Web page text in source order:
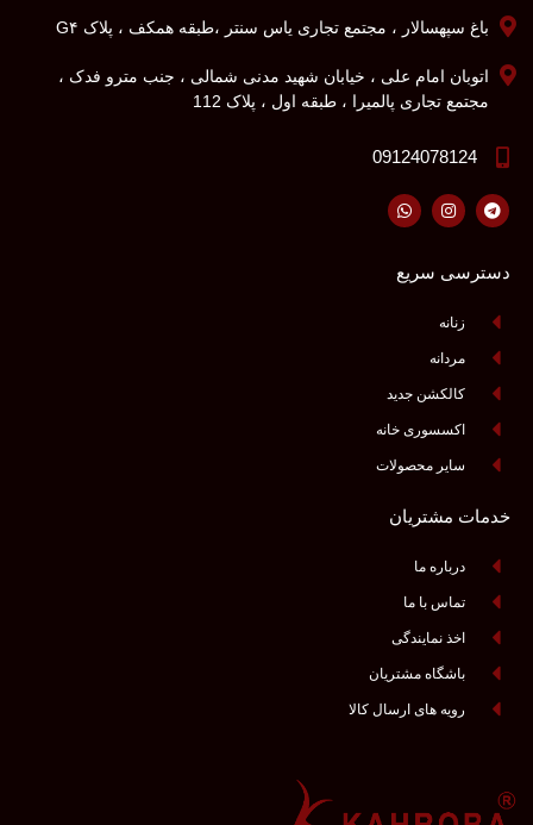
باغ سپهسالار ، مجتمع تجاری یاس سنتر ،طبقه همکف ، پلاک G۴
اتوبان امام علی ، خیابان شهید مدنی شمالی ، جنب مترو فدک ،
مجتمع تجاری پالمیرا ، طبقه اول ، پلاک 112
09124078124
دسترسی سریع
زنانه
مردانه
کالکشن جدید
اکسسوری خانه
سایر محصولات
خدمات مشتریان
درباره ما
تماس با ما
اخذ نمایندگی
باشگاه مشتریان
رویه های ارسال کالا